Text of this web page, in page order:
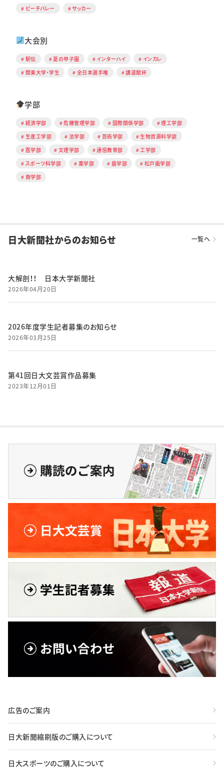
ビーチバレー サッカー
大会別
駅伝 夏の甲子園 インターハイ
インカレ
関東大学・学生
全日本選手権 講道館杯
学部
経済学部 危機管理学部 国際関係学部
理工学部
生産工学部
法学部 芸術学部
生物資源科学部
医学部
文理学部 通信教育部
工学部
スポーツ科学部
薬学部 歯学部
松戸歯学部
商学部
日大新聞社からのお知らせ 一覧へ
大解剖！！ 日本大学新聞社
2026年04月20日
2026年度学生記者募集のお知らせ
2026年03月25日
第41回日大文芸賞作品募集
2023年12月01日
広告のご案内
日大新聞縮刷版のご購入について
日大スポーツのご購入について